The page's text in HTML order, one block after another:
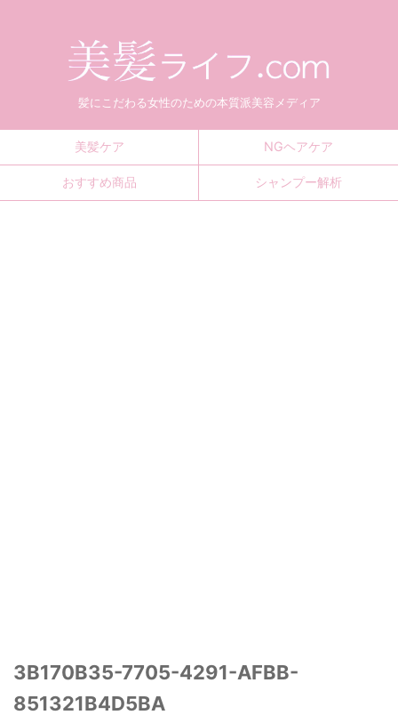
髪にこだわる女性のための本質派美容メディア
美髪ケア NGヘアケア
おすすめ商品 シャンプー解析
3B170B35-7705-4291-AFBB-
851321B4D5BA